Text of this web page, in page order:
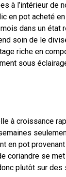
à l’intérieur de
en pot acheté
dans un état
soin de le
riche en
sous
à croissance
en pot
coriandre se
plutôt sur des